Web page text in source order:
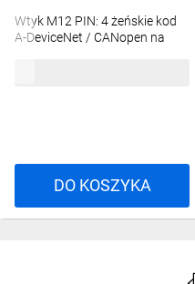
Wtyk M12 PIN: 4 żeńskie kod
A-DeviceNet / CANopen na
DO KOSZYKA